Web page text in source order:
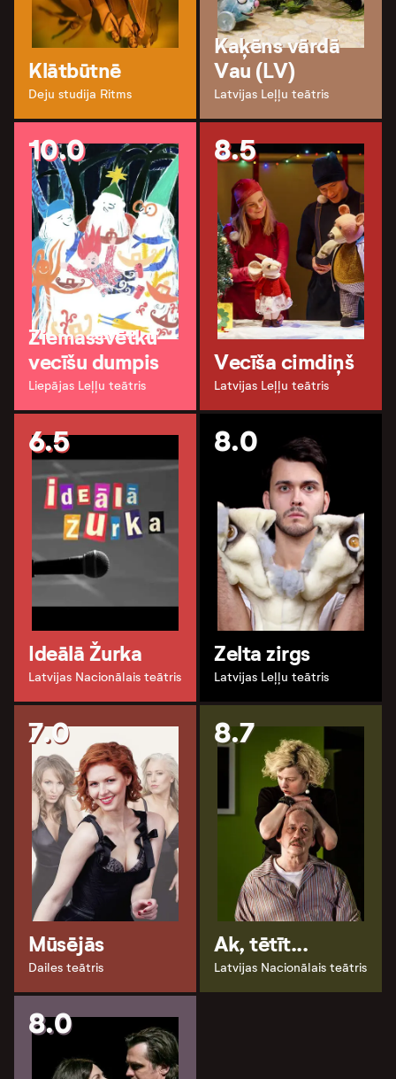
Klātbūtnē
Deju studija Ritms
Kaķēns vārdā
Vau (LV)
Latvijas Leļļu teātris
10.0
Ziemassvētku
vecīšu dumpis
Liepājas Leļļu teātris
8.5
Vecīša cimdiņš
Latvijas Leļļu teātris
6.5
Ideālā Žurka
Latvijas Nacionālais teātris
8.0
Zelta zirgs
Latvijas Leļļu teātris
7.0
Mūsējās
Dailes teātris
8.7
Ak, tētīt...
Latvijas Nacionālais teātris
8.0